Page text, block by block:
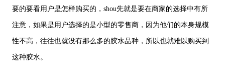
要的要看用户是怎样购买的，shou先就是要在商家的选择中有所
注意，如果是用户选择的是小型的零售商，因为他们的本身规模
性不高，往往也就没有那么多的胶水品种，所以也就难以购买到
这种胶水。